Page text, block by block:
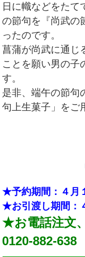
日に幟などをたて
の節句を『尚武の
ったのです。
菖蒲が尚武に通じ
ことを願い男の子
す。
是非、端午の節句
句上生菓子」をご
★予約期間：４月
★お引渡し期間：
★お電話注文
0120-882-638